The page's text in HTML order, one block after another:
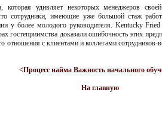
которая удивляет некоторых менеджеров
сотрудники, имеющие уже большой стаж
у более молодого руководителя. Kentucky
гостеприимства доказали ошибочность этих
отношения с клиентами и коллегами
<Процесс найма Важность начального
На главную